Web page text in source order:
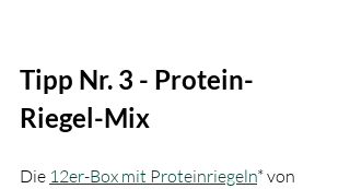
Tipp Nr. 3 - Protein-
Riegel-Mix
Die 12er-Box mit Proteinriegeln* von